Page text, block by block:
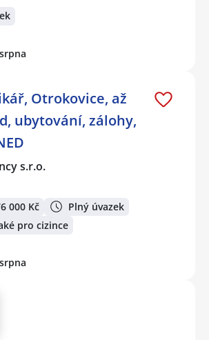
Otrokovice, až
ubytování, zálohy,
s.r.o.
000 Kč
Plný úvazek
pro cizince